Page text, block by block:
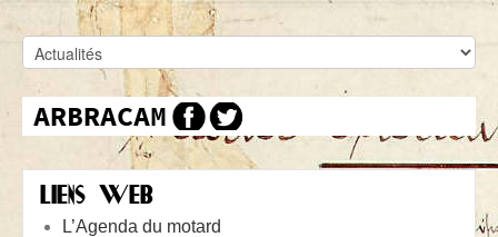
LIENS WEB
L’Agenda du motard